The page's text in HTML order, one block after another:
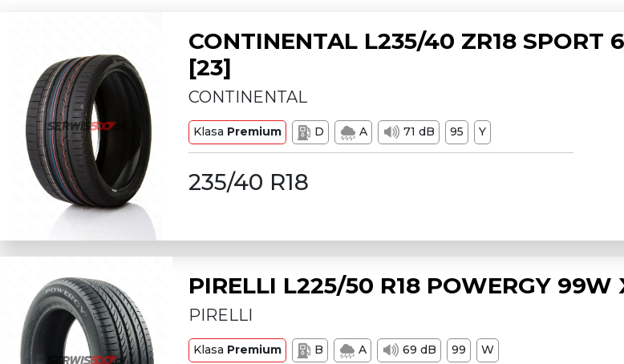
CONTINENTAL L235/40 ZR18 SPORT
[23]
CONTINENTAL
Klasa Premium D A 71 dB 95 Y
235/40 R18
PIRELLI L225/50 R18 POWERGY 99W
PIRELLI
Klasa Premium B A 69 dB 99 W